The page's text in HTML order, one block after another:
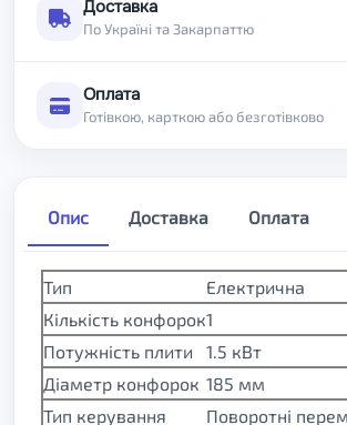
Доставка
По Україні та Закарпаттю
Оплата
Готівкою, карткою або безготівково
Опис Доставка Оплата
Тип
Електрична
Кількість конфорок1
Потужність плити
1.5 кВт
Діаметр конфорок 185 мм
Тип керування
Поворотні